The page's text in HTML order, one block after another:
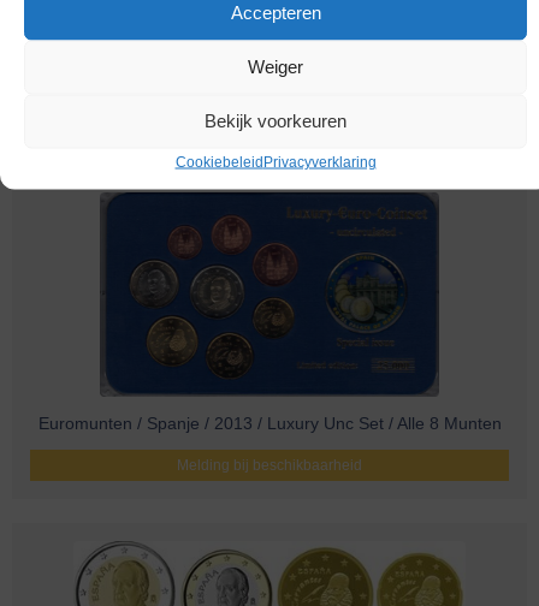
Accepteren
Weiger
Bekijk voorkeuren
CookiebeleidPrivacyverklaring
Euromunten / Spanje / 2013 / Unc / alle 8 munten
Melding bij beschikbaarheid
Euromunten / Spanje / 2013 / Luxury Unc Set / Alle 8 Munten
Melding bij beschikbaarheid